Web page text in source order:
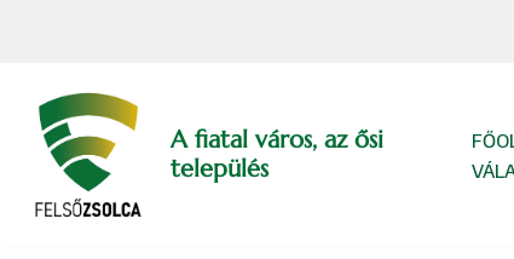
content
A fiatal város, az ősi
település